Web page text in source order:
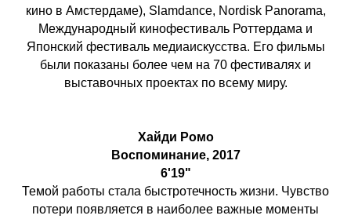
кино в Амстердаме), Slamdance, Nordisk Panorama,
Международный кинофестиваль Роттердама и
Японский фестиваль медиаискусства. Его фильмы
были показаны более чем на 70 фестивалях и
выставочных проектах по всему миру.
Хайди Ромо
Воспоминание, 2017
6'19"
Темой работы стала быстротечность жизни. Чувство
потери появляется в наиболее важные моменты